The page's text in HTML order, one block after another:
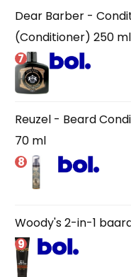
Dear Barber -
(Conditioner) 250 ml
7
Reuzel - Beard
70 ml
8
Woody's 2-in-1
9